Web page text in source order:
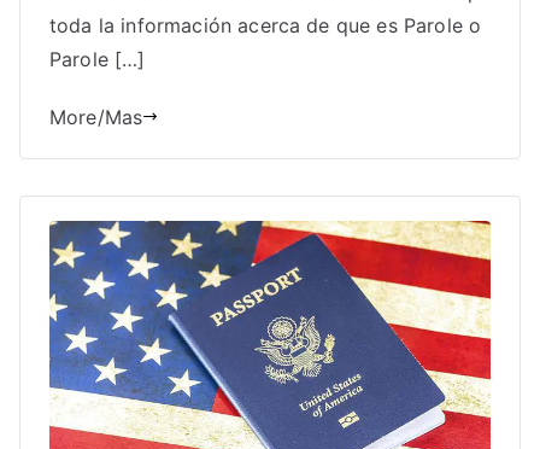
toda la información acerca de que es Parole o
Parole […]
More/Mas